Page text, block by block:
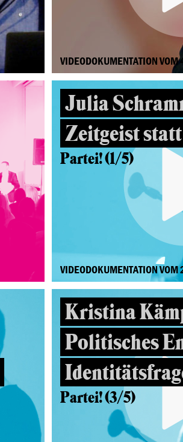
VIDEODOKUMENTATION
Julia
Zeitgeist
Partei! (1/5)
VIDEODOKUMENTATION
Kristina
Politisches
Partei! (3/5)